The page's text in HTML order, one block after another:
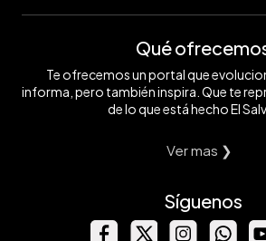
Qué
Te ofrecemos un portal que
informa, pero también inspira. Que te
de lo que está hecho El
Ver mas ❯
Síguenos